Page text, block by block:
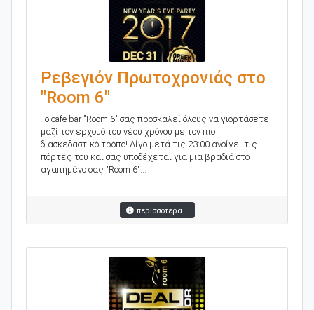
Ρεβεγιόν Πρωτοχρονιάς στο
"Room 6"
To cafe bar "Room 6" σας προσκαλεί όλους να γιορτάσετε
μαζί τον ερχομό του νέου χρόνου με τον πιο
διασκεδαστικό τρόπο! Λίγο μετά τις 23:00 ανοίγει τις
πόρτες του και σας υποδέχεται για μια βραδιά στο
αγαπημένο σας "Room 6"...
περισσότερα...